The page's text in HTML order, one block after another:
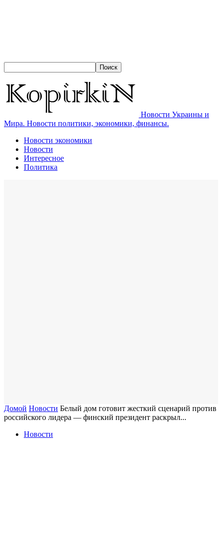
Новости Украины и
Мира. Новости политики, экономики, финансы.
Новости экономики
Новости
Интересное
Политика
Домой Новости Белый дом готовит жесткий сценарий против
российского лидера — финский президент раскрыл...
Новости